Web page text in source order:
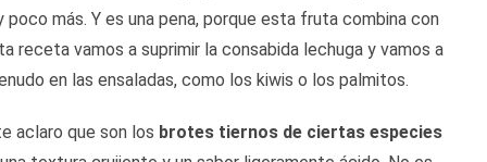
poco más. Y es una pena, porque esta fruta combina con
receta vamos a suprimir la consabida lechuga y vamos a
en las ensaladas, como los kiwis o los palmitos.
aclaro que son los brotes tiernos de ciertas especies